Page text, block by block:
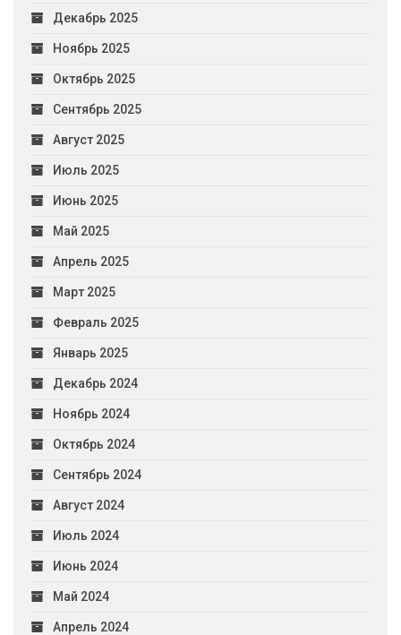
Декабрь 2025
Ноябрь 2025
Октябрь 2025
Сентябрь 2025
Август 2025
Июль 2025
Июнь 2025
Май 2025
Апрель 2025
Март 2025
Февраль 2025
Январь 2025
Декабрь 2024
Ноябрь 2024
Октябрь 2024
Сентябрь 2024
Август 2024
Июль 2024
Июнь 2024
Май 2024
Апрель 2024